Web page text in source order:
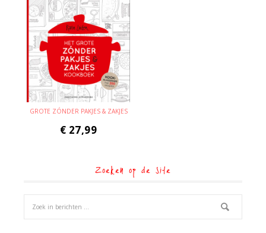
GROTE ZÓNDER PAKJES & ZAKJES
€ 27,99
Zoeken op de site